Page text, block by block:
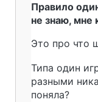
Правило
не знаю, мне
Это про что
Типа один
разными
поняла?